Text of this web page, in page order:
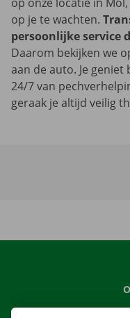
op je te wachten.
persoonlijke service
Daarom bekijken we
aan de auto. Je
24/7 van
geraak je altijd veilig